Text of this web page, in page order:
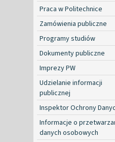
Praca w Politechnice
Zamówienia publiczne
Programy studiów
Dokumenty publiczne
Imprezy PW
Udzielanie informacji
publicznej
Inspektor Ochrony
Informacje o
danych osobowych